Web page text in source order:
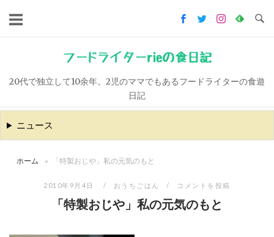
キ
ッ
フードライターrieの食日記
20代で独立して10余年。2児のママでもあるフードライターの食遊
日記
ニュース
ホーム » 「特製おじや」私の元気のもと
2010年9月4日 おうちごはん コメントを投稿
「特製おじや」私の元気のもと